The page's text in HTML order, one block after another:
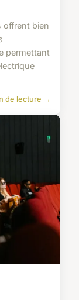
offrent bien
permettant
de lecture →